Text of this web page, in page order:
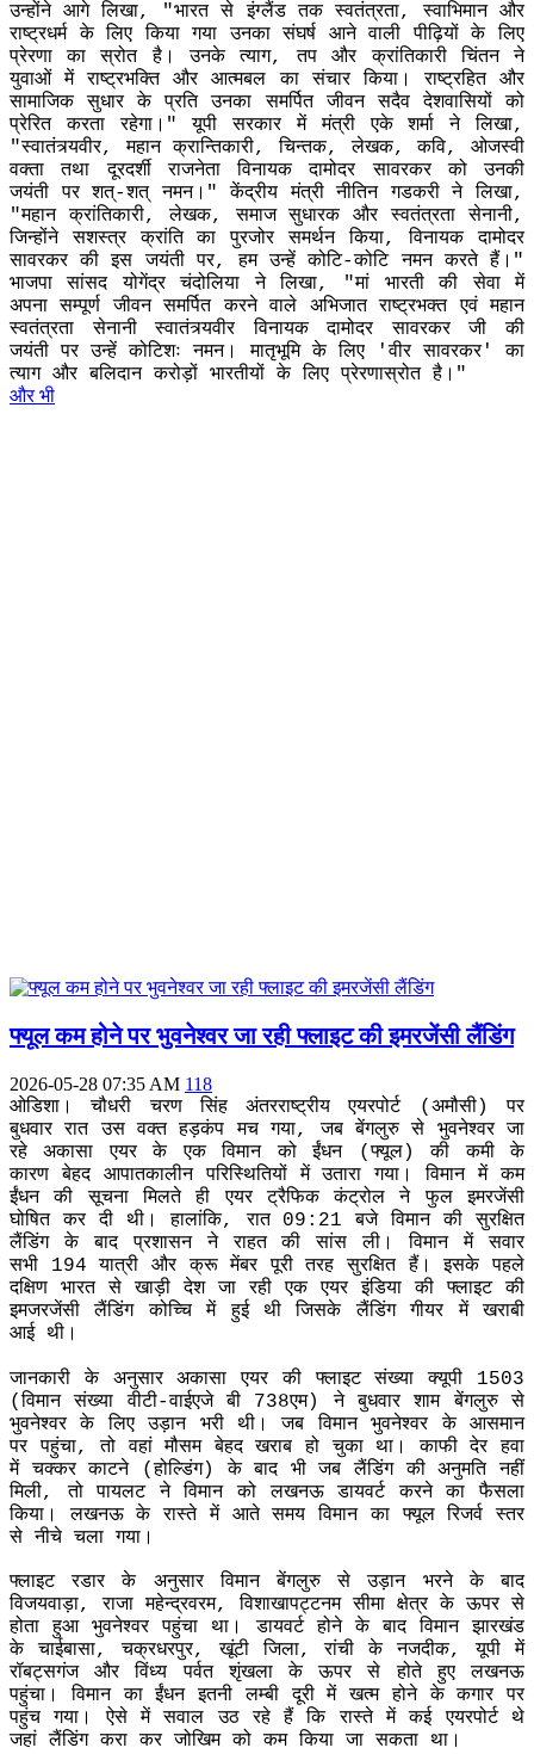
उन्होंने आगे लिखा, "भारत से इंग्लैंड तक स्वतंत्रता, स्वाभिमान और
राष्ट्रधर्म के लिए किया गया उनका संघर्ष आने वाली पीढ़ियों के लिए
प्रेरणा का स्रोत है। उनके त्याग, तप और क्रांतिकारी चिंतन ने
युवाओं में राष्ट्रभक्ति और आत्मबल का संचार किया। राष्ट्रहित और
सामाजिक सुधार के प्रति उनका समर्पित जीवन सदैव देशवासियों को
प्रेरित करता रहेगा।" यूपी सरकार में मंत्री एके शर्मा ने लिखा,
"स्वातंत्र्यवीर, महान क्रान्तिकारी, चिन्तक, लेखक, कवि, ओजस्वी
वक्ता तथा दूरदर्शी राजनेता विनायक दामोदर सावरकर को उनकी
जयंती पर शत्-शत् नमन।" केंद्रीय मंत्री नीतिन गडकरी ने लिखा,
"महान क्रांतिकारी, लेखक, समाज सुधारक और स्वतंत्रता सेनानी,
जिन्होंने सशस्त्र क्रांति का पुरजोर समर्थन किया, विनायक दामोदर
सावरकर की इस जयंती पर, हम उन्हें कोटि-कोटि नमन करते हैं।"
भाजपा सांसद योगेंद्र चंदोलिया ने लिखा, "मां भारती की सेवा में
अपना सम्पूर्ण जीवन समर्पित करने वाले अभिजात राष्ट्रभक्त एवं महान
स्वतंत्रता सेनानी स्वातंत्र्यवीर विनायक दामोदर सावरकर जी की
जयंती पर उन्हें कोटिशः नमन। मातृभूमि के लिए 'वीर सावरकर' का
त्याग और बलिदान करोड़ों भारतीयों के लिए प्रेरणास्रोत है।"
और भी
फ्यूल कम होने पर भुवनेश्वर जा रही फ्लाइट की इमरजेंसी लैंडिंग
2026-05-28 07:35 AM 118
ओडिशा। चौधरी चरण सिंह अंतरराष्ट्रीय एयरपोर्ट (अमौसी) पर
बुधवार रात उस वक्त हड़कंप मच गया, जब बेंगलुरु से भुवनेश्वर जा
रहे अकासा एयर के एक विमान को ईंधन (फ्यूल) की कमी के
कारण बेहद आपातकालीन परिस्थितियों में उतारा गया। विमान में कम
ईंधन की सूचना मिलते ही एयर ट्रैफिक कंट्रोल ने फुल इमरजेंसी
घोषित कर दी थी। हालांकि, रात 09:21 बजे विमान की सुरक्षित
लैंडिंग के बाद प्रशासन ने राहत की सांस ली। विमान में सवार
सभी 194 यात्री और क्रू मेंबर पूरी तरह सुरक्षित हैं। इसके पहले
दक्षिण भारत से खाड़ी देश जा रही एक एयर इंडिया की फ्लाइट की
इमजरजेंसी लैंडिंग कोच्चि में हुई थी जिसके लैंडिंग गीयर में खराबी
आई थी।
जानकारी के अनुसार अकासा एयर की फ्लाइट संख्या क्यूपी 1503
(विमान संख्या वीटी-वाईएजे बी 738एम) ने बुधवार शाम बेंगलुरु से
भुवनेश्वर के लिए उड़ान भरी थी। जब विमान भुवनेश्वर के आसमान
पर पहुंचा, तो वहां मौसम बेहद खराब हो चुका था। काफी देर हवा
में चक्कर काटने (होल्डिंग) के बाद भी जब लैंडिंग की अनुमति नहीं
मिली, तो पायलट ने विमान को लखनऊ डायवर्ट करने का फैसला
किया। लखनऊ के रास्ते में आते समय विमान का फ्यूल रिजर्व स्तर
से नीचे चला गया।
फ्लाइट रडार के अनुसार विमान बेंगलुरु से उड़ान भरने के बाद
विजयवाड़ा, राजा महेन्द्रवरम, विशाखापट्टनम सीमा क्षेत्र के ऊपर से
होता हुआ भुवनेश्वर पहुंचा था। डायवर्ट होने के बाद विमान झारखंड
के चाईबासा, चक्रधरपुर, खूंटी जिला, रांची के नजदीक, यूपी में
रॉबट्सगंज और विंध्य पर्वत शृंखला के ऊपर से होते हुए लखनऊ
पहुंचा। विमान का ईंधन इतनी लम्बी दूरी में खत्म होने के कगार पर
पहुंच गया। ऐसे में सवाल उठ रहे हैं कि रास्ते में कई एयरपोर्ट थे
जहां लैंडिंग करा कर जोखिम को कम किया जा सकता था।